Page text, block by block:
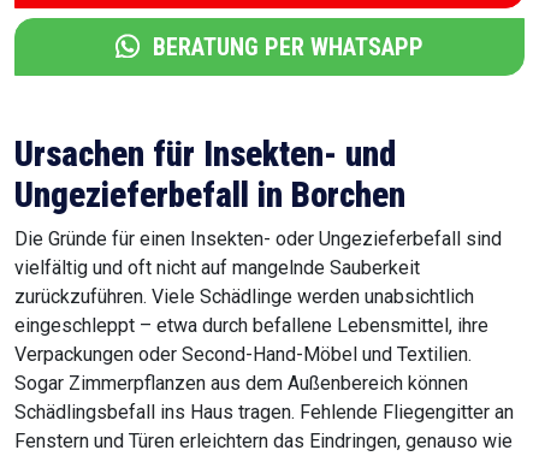
BERATUNG PER WHATSAPP
Ursachen für Insekten- und
Ungezieferbefall in Borchen
Die Gründe für einen Insekten- oder Ungezieferbefall sind
vielfältig und oft nicht auf mangelnde Sauberkeit
zurückzuführen. Viele Schädlinge werden unabsichtlich
eingeschleppt – etwa durch befallene Lebensmittel, ihre
Verpackungen oder Second-Hand-Möbel und Textilien.
Sogar Zimmerpflanzen aus dem Außenbereich können
Schädlingsbefall ins Haus tragen. Fehlende Fliegengitter an
Fenstern und Türen erleichtern das Eindringen, genauso wie